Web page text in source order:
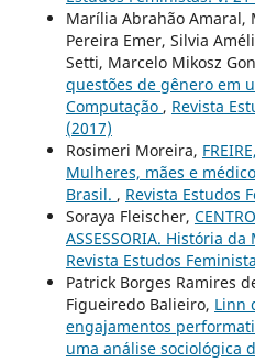
Marília Abrahão Amaral,
Pereira Emer, Silvia
Setti, Marcelo Mikosz
questões de gênero em
Computação , Revista
(2017)
Rosimeri Moreira,
Mulheres, mães e
Brasil. , Revista Estudos
Soraya Fleischer,
ASSESSORIA. História
Revista Estudos
Patrick Borges Ramires
Figueiredo Balieiro, Linn
engajamentos
uma análise sociológica